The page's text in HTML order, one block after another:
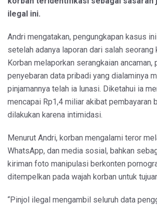
ilegal ini.
Andri mengatakan, pengungkapan kasus
setelah adanya laporan dari salah seorang
Korban melaporkan serangkaian ancaman,
penyebaran data pribadi yang dialaminya
pinjamannya telah ia lunasi. Diketahui ia
mencapai Rp1,4 miliar akibat pembayaran
dilakukan karena intimidasi.
Menurut Andri, korban mengalami teror
WhatsApp, dan media sosial, bahkan
kiriman foto manipulasi berkonten
ditempelkan pada wajah korban untuk
“Pinjol ilegal mengambil seluruh data